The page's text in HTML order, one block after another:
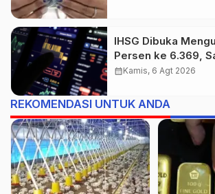
IHSG Dibuka
Persen ke 6.369,
dan Tambang Jadi
calendar_monthKamis, 6 Agt 2026
REKOMENDASI UNTUK ANDA